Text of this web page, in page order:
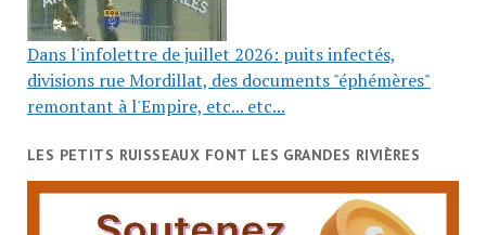
Dans l'infolettre de juillet 2026: puits infectés,
divisions rue Mordillat, des documents "éphémères"
remontant à l'Empire, etc... etc...
LES PETITS RUISSEAUX FONT LES GRANDES RIVIÈRES